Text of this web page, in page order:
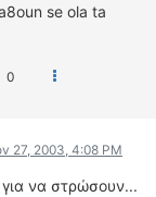
se ola ta
0
27, 2003, 4:08 PM
να στρώσουν...